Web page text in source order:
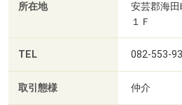
所在地
安芸郡海
１Ｆ
TEL 082-553-
取引態様 仲介